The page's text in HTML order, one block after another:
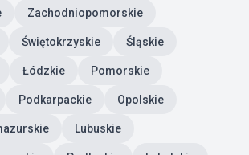
Zachodniopomorskie
Świętokrzyskie Śląskie
Łódzkie Pomorskie
Podkarpackie Opolskie
Lubuskie